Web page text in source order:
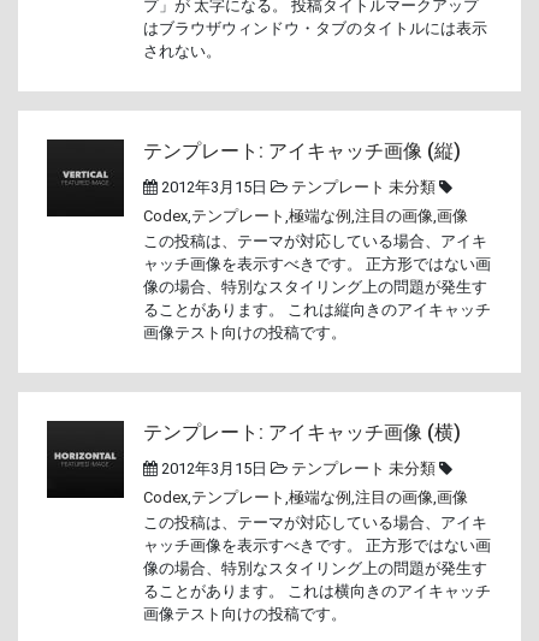
プ」が 太字になる。 投稿タイトルマークアップ
はブラウザウィンドウ・タブのタイトルには表示
されない。
テンプレート: アイキャッチ画像 (縦)
2012年3月15日 テンプレート 未分類
Codex,テンプレート ,極端な例 ,注目の画像,画像
この投稿は、テーマが対応している場合、アイキ
ャッチ画像を表示すべきです。 正方形ではない画
像の場合、特別なスタイリング上の問題が発生す
ることがあります。 これは縦向きのアイキャッチ
画像テスト向けの投稿です。
テンプレート: アイキャッチ画像 (横)
2012年3月15日 テンプレート 未分類
Codex,テンプレート ,極端な例 ,注目の画像,画像
この投稿は、テーマが対応している場合、アイキ
ャッチ画像を表示すべきです。 正方形ではない画
像の場合、特別なスタイリング上の問題が発生す
ることがあります。 これは横向きのアイキャッチ
画像テスト向けの投稿です。